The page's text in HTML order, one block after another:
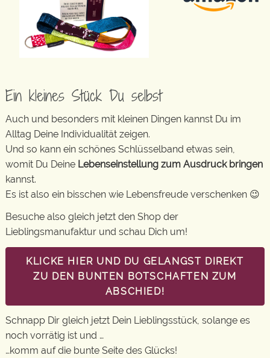
Ein kleines Stück Du selbst
Auch und besonders mit kleinen Dingen kannst Du im
Alltag Deine Individualität zeigen.
Und so kann ein schönes Schlüsselband etwas sein,
womit Du Deine Lebenseinstellung zum Ausdruck bringen
kannst.
Es ist also ein bisschen wie Lebensfreude verschenken 😉
Besuche also gleich jetzt den Shop der
Lieblingsmanufaktur und schau Dich um!
KLICKE HIER UND DU GELANGST DIREKT
ZU DEN BUNTEN BOTSCHAFTEN ZUM
ABSCHIED!
Schnapp Dir gleich jetzt Dein Lieblingsstück, solange es
noch vorrätig ist und …
…komm auf die bunte Seite des Glücks!